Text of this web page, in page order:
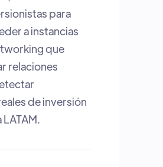
real de
en la próxima
de
Herramienta